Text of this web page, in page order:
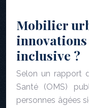
Mobilier
inclusive ?
Selon un rapport
Santé (OMS)
personnes âgées